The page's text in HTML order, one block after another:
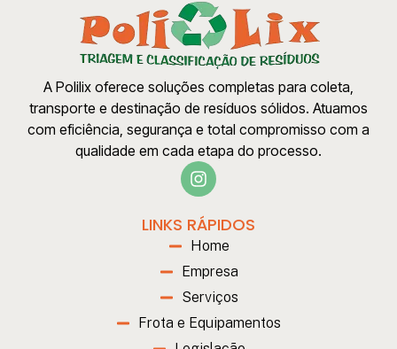
A Polilix oferece soluções completas para coleta,
transporte e destinação de resíduos sólidos. Atuamos
com eficiência, segurança e total compromisso com a
qualidade em cada etapa do processo.
LINKS RÁPIDOS
Home
Empresa
Serviços
Frota e Equipamentos